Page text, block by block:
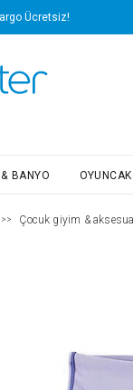
Ücretsiz!
BANYO
>> Çocuk giyim &